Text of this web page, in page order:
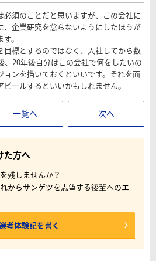
必須のことだと思いますが、この会社に
、企業研究を怠らないようにしたほうが
。
目標とするのではなく、入社してから数
、20年後自分はこの会社で何をしたいの
ョンを描いておくといいです。それを面
ピールするといいかもしれません。
一覧へ 次へ
た方へ
残しませんか？
からサンゲツを志望する後輩へのエ
考体験記を書く